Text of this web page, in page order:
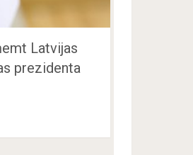
Latvijas
prezidenta